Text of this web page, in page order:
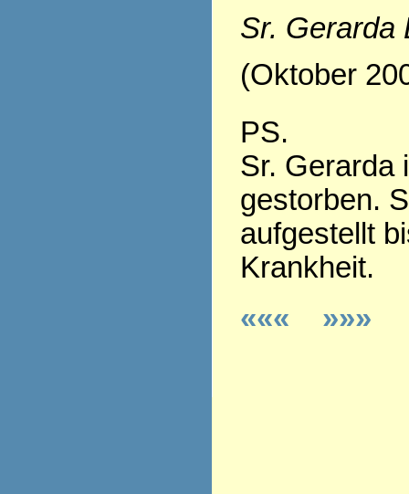
Sr. Gerarda
(Oktober
PS.
Sr. Gerarda
gestorben.
aufgestellt
Krankheit.
«««
»»»